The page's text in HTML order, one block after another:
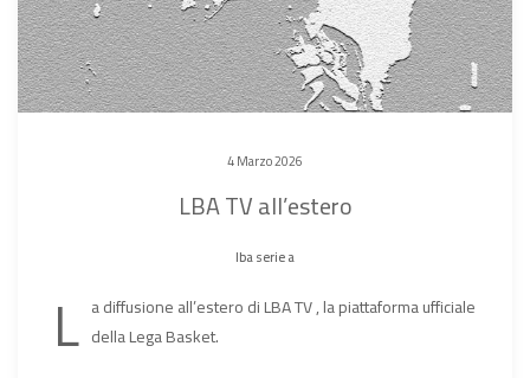
4 Marzo 2026
LBA TV all’estero
lba serie a
L a diffusione all’estero di LBA TV , la piattaforma ufficiale
della Lega Basket.